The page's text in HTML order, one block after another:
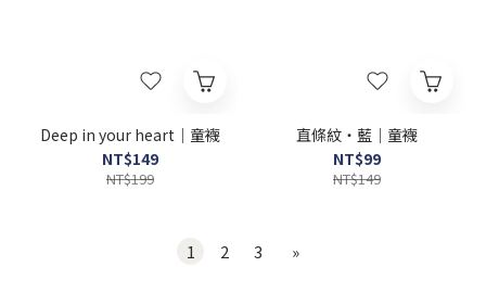
Deep in your heart｜童襪
NT$149
NT$199
直條紋・藍｜童襪
NT$99
NT$149
1 2 3 »